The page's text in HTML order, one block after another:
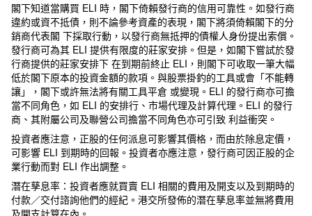
閣下知道當購買 ELI 時，閣下倚賴發行商的信用可靠性。如發行商
違約或資不抵債，則不論參考資產的表現，閣下將須倚賴閣下的分
銷商代表閣 下採取行動，以發行商無抵押的債權人身份提出索償。
發行商可為其 ELI 提供有限度的莊家安排。但是，如閣下嘗試於發
行商提供的莊家安排下 在到期前終止 ELI，則閣下可收取一筆大幅
低於閣下原本的投資金額的款項。與股票掛釣的工具或會「不能轉
讓」，閣下或許無法將有關工具平倉 或變現。ELI 的發行商亦可擔
當不同角色，如 ELI 的安排行、市場代理及計算代理。ELI 的發行
商、其附屬公司及聯營公司擔當不同角色亦可引致 利益衝突。
投資者應注意，正股的任何派息可影響其價格，而由於除息定價，
可影響 ELI 到期時的回報。投資者亦應注意，發行商可因正股的企
業行動而對 ELI 作出調整。
潛在孳息率：投資者應就買賣 ELI 相關的費用及開支以及到期時的
付款／交付諮詢他們的經紀。港交所發佈的潛在孳息率並無將費用